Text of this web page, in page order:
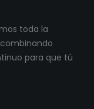
toda la
para que tú